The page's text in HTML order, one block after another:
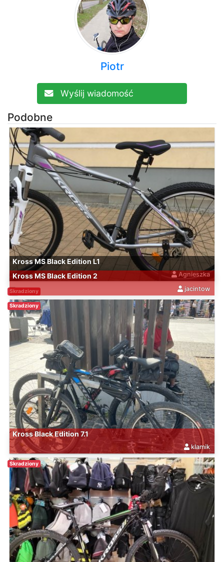
Piotr
Wyślij wiadomość
Podobne
Kross MS Black Edition L1
Agnieszka
Skradziony
Kross MS Black Edition 2
jacintow
Skradziony
Kross Black Edition 7.1
klamik
Skradziony